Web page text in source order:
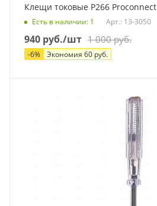
Клещи токовые Р266 Proconnect
Есть в наличии: 1 Арт.: 13-3050
940 руб./шт 1 000руб.
-6% Экономия 60 руб.